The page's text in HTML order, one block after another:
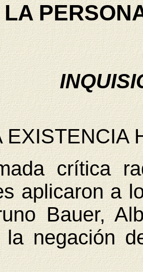
LA
EXISTENCIA
crítica
aplicaron a
Bauer,
negación